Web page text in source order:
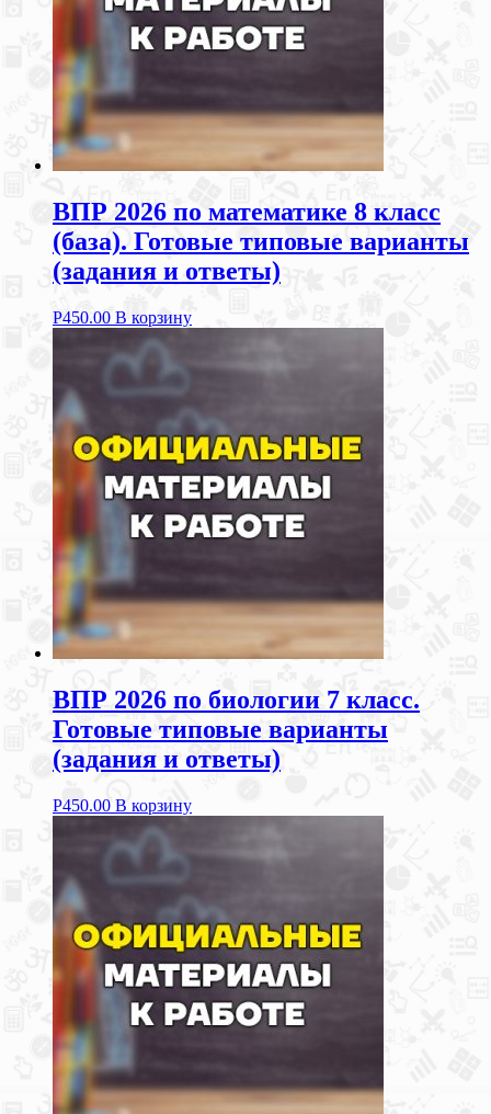
ВПР 2026 по математике 8 класс
(база). Готовые типовые варианты
(задания и ответы)
Р450.00 В корзину
ВПР 2026 по биологии 7 класс.
Готовые типовые варианты
(задания и ответы)
Р450.00 В корзину